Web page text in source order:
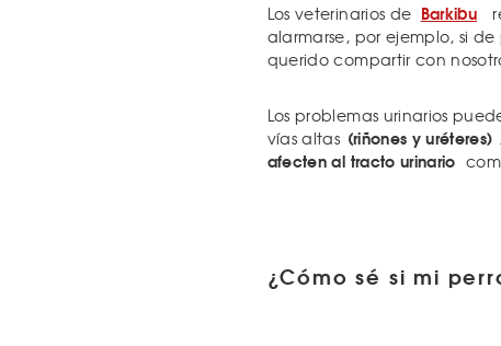
Los veterinarios de Barkibu
alarmarse, por ejemplo, si
querido compartir con
Los problemas urinarios
vías altas (riñones y uréteres)
afecten al tracto urinario
¿Cómo sé si mi